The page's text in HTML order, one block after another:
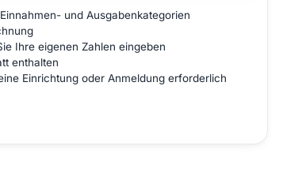
und Ausgabenkategorien
Ihre eigenen Zahlen eingeben
enthalten
Einrichtung oder Anmeldung erforderlich